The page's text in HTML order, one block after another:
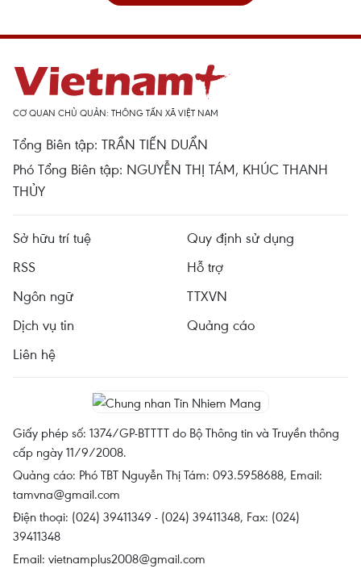
CƠ QUAN CHỦ QUẢN: THÔNG TẤN XÃ VIỆT NAM
Tổng Biên tập: TRẦN TIẾN DUẨN
Phó Tổng Biên tập: NGUYỄN THỊ TÁM, KHÚC THANH
THỦY
Sở hữu trí tuệ
Quy định sử dụng
RSS
Hỗ trợ
Ngôn ngữ
TTXVN
Dịch vụ tin
Quảng cáo
Liên hệ
Giấy phép số: 1374/GP-BTTTT do Bộ Thông tin và Truyền thông
cấp ngày 11/9/2008.
Quảng cáo: Phó TBT Nguyễn Thị Tám: 093.5958688, Email:
tamvna@gmail.com
Điện thoại: (024) 39411349 - (024) 39411348, Fax: (024)
39411348
Email: vietnamplus2008@gmail.com